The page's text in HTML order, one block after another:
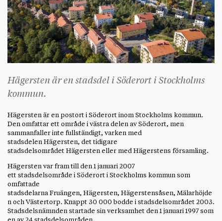
Hägersten är en stadsdel i Söderort i Stockholms
kommun.
Hägersten är en postort i Söderort inom Stockholms kommun.
Den omfattar ett område i västra delen av Söderort, men
sammanfaller inte fullständigt, varken med
stadsdelen Hägersten, det tidigare
stadsdelsområdet Hägersten eller med Hägerstens församling.
Hägersten var fram till den 1 januari 2007
ett stadsdelsområde i Söderort i Stockholms kommun som
omfattade
stadsdelarna Fruängen, Hägersten, Hägerstensåsen, Mälarhöjde
n och Västertorp. Knappt 30 000 bodde i stadsdelsområdet 2003.
Stadsdelsnämnden startade sin verksamhet den 1 januari 1997 som